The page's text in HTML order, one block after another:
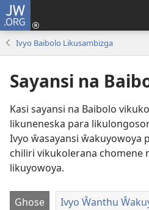
JW.ORG
Ivyo Baibolo Likusambizga
Sayansi na
Kasi sayansi na Baibolo
likuneneska para
Ivyo ŵasayansi ŵakuyowoya
chiliri vikukolerana chomene
likuyowoya.
Ghose Ivyo Ŵanthu